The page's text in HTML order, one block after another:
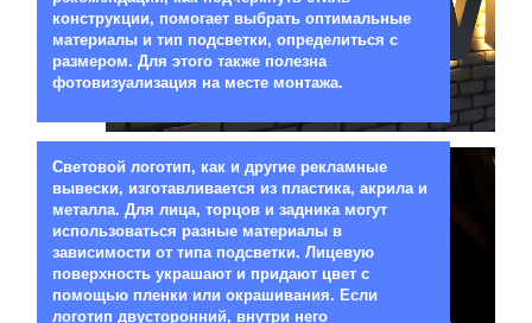
материалы и тип подсветки, определиться с
размером. Для этого также полезна
фотовизуализация на месте монтажа.
02
Световой логотип, как и другие рекламные
вывески, изготавливается из пластика, акрила и
металла. Для лица, торцов и задника могут
использоваться разные материалы в
зависимости от типа подсветки. Лицевую
поверхность украшают и придают цвет с
помощью пленки или окрашивания. Если
логотип двусторонний, внутри него
устанавливается перегородка со светодиодами.